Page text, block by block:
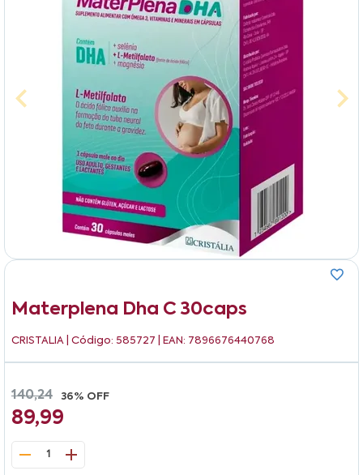
Materplena Dha C 30caps
CRISTALIA | Código: 585727 | EAN: 7896676440768
140,24 36% OFF
89,99
1